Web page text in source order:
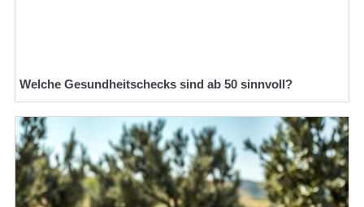
Welche Gesundheitschecks sind ab 50 sinnvoll?